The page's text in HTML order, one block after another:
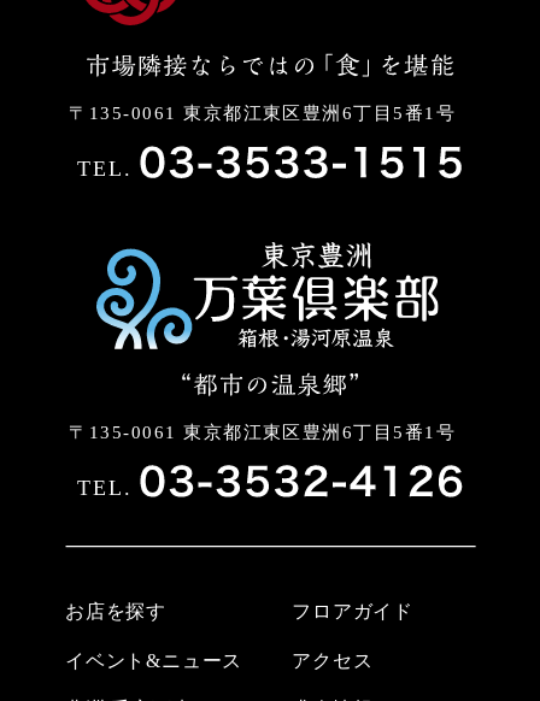
〒135-0061 東京都江東区豊洲6丁目5番1号
TEL.
〒135-0061 東京都江東区豊洲6丁目5番1号
TEL.
お店を探す
イベント&ニュース
フロアガイド
アクセス